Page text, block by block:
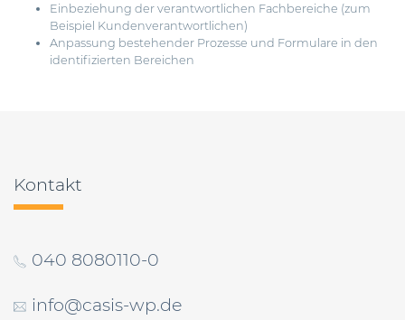
Einbeziehung der verantwortlichen Fachbereiche (zum
Beispiel Kundenverantwortlichen)
Anpassung bestehender Prozesse und Formulare in den
identifizierten Bereichen
Kontakt
040 8080110-0
info@casis-wp.de